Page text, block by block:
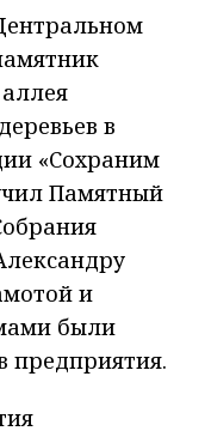
в
«Сохраним
Памятный
и
были
предприятия.